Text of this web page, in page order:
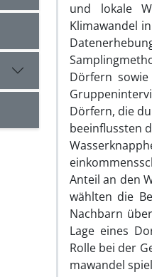
und lokale
Klimawandel
Dörfern
Dörfern, die
beeinflussten
Anteil an den
wählten die
Nachbarn
Lage eines
Rolle bei der
mawandel